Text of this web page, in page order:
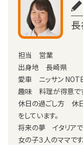
担当 営業
出身地 長崎県
愛車 ニッサン
趣味 料理が得意で
休日の過ごし方 休
をしています。
将来の夢 イタリアで
女の子３人のママで